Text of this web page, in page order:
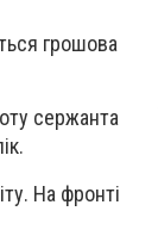
грошова
сержанта
На фронті